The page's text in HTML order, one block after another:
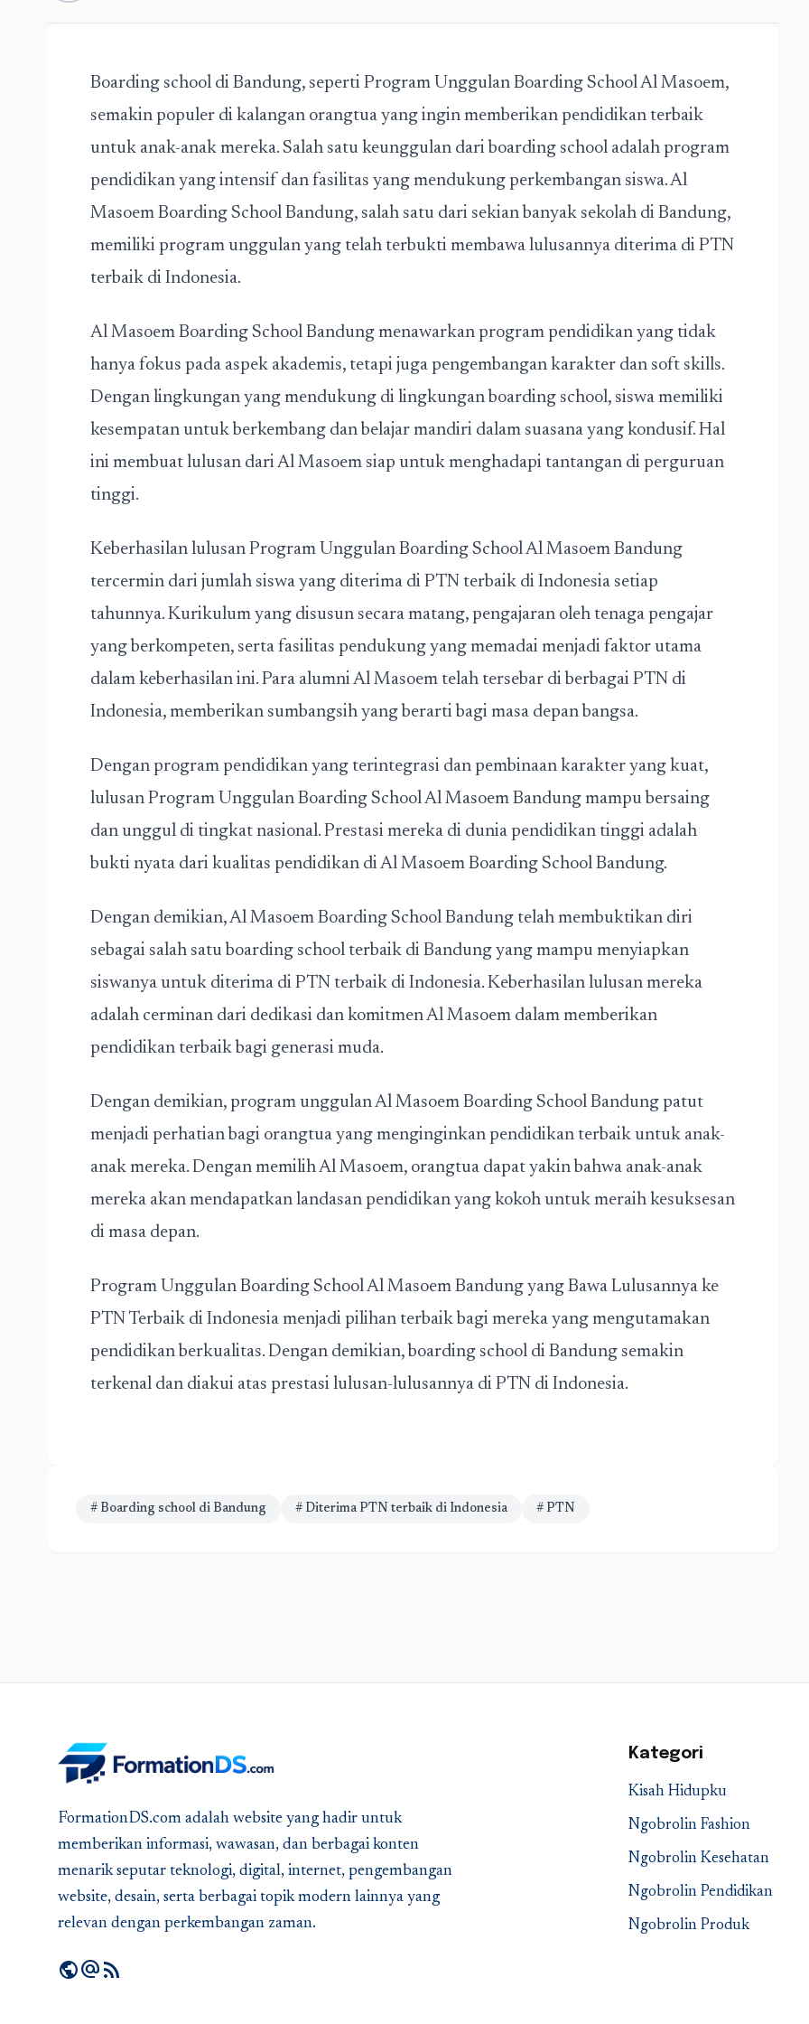
Boarding school di Bandung, seperti Program Unggulan Boarding School Al Masoem,
semakin populer di kalangan orangtua yang ingin memberikan pendidikan terbaik
untuk anak-anak mereka. Salah satu keunggulan dari boarding school adalah program
pendidikan yang intensif dan fasilitas yang mendukung perkembangan siswa.Al
Masoem Boarding School Bandung, salah satu dari sekian banyak sekolah di Bandung,
memiliki program unggulan yang telah terbukti membawa lulusannya diterima di PTN
terbaik di Indonesia.
Al Masoem Boarding School Bandung menawarkan program pendidikan yang tidak
hanya fokus pada aspek akademis, tetapi juga pengembangan karakter dan soft skills.
Dengan lingkungan yang mendukung di lingkungan boarding school, siswa memiliki
kesempatan untuk berkembang dan belajar mandiri dalam suasana yang kondusif. Hal
ini membuat lulusan dari Al Masoem siap untuk menghadapi tantangan di perguruan
tinggi.
Keberhasilan lulusan Program Unggulan Boarding School Al Masoem Bandung
tercermin dari jumlah siswa yang diterima di PTN terbaik di Indonesia setiap
tahunnya. Kurikulum yang disusun secara matang, pengajaran oleh tenaga pengajar
yang berkompeten, serta fasilitas pendukung yang memadai menjadi faktor utama
dalam keberhasilan ini. Para alumni Al Masoem telah tersebar di berbagai PTN di
Indonesia, memberikan sumbangsih yang berarti bagi masa depan bangsa.
Dengan program pendidikan yang terintegrasi dan pembinaan karakter yang kuat,
lulusan Program Unggulan Boarding School Al Masoem Bandung mampu bersaing
dan unggul di tingkat nasional. Prestasi mereka di dunia pendidikan tinggi adalah
bukti nyata dari kualitas pendidikan di Al Masoem Boarding School Bandung.
Dengan demikian, Al Masoem Boarding School Bandung telah membuktikan diri
sebagai salah satu boarding school terbaik di Bandung yang mampu menyiapkan
siswanya untuk diterima di PTN terbaik di Indonesia. Keberhasilan lulusan mereka
adalah cerminan dari dedikasi dan komitmen Al Masoem dalam memberikan
pendidikan terbaik bagi generasi muda.
Dengan demikian, program unggulan Al Masoem Boarding School Bandung patut
menjadi perhatian bagi orangtua yang menginginkan pendidikan terbaik untuk anak-
anak mereka. Dengan memilih Al Masoem, orangtua dapat yakin bahwa anak-anak
mereka akan mendapatkan landasan pendidikan yang kokoh untuk meraih kesuksesan
di masa depan.
Program Unggulan Boarding School Al Masoem Bandung yang Bawa Lulusannya ke
PTN Terbaik di Indonesia menjadi pilihan terbaik bagi mereka yang mengutamakan
pendidikan berkualitas. Dengan demikian, boarding school di Bandung semakin
terkenal dan diakui atas prestasi lulusan-lulusannya di PTN di Indonesia.
# Boarding school di Bandung # Diterima PTN terbaik di Indonesia # PTN
FormationDS.com adalah website yang hadir untuk
memberikan informasi, wawasan, dan berbagai konten
menarik seputar teknologi, digital, internet, pengembangan
website, desain, serta berbagai topik modern lainnya yang
relevan dengan perkembangan zaman.
publicalternate_emailrss_feed
Kategori
Kisah Hidupku
Ngobrolin Fashion
Ngobrolin Kesehatan
Ngobrolin Pendidikan
Ngobrolin Produk